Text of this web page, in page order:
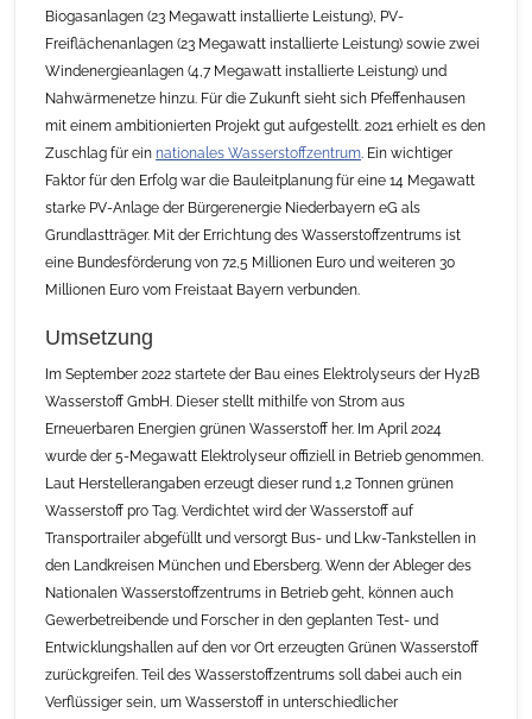
Biogasanlagen (23 Megawatt installierte Leistung), PV-
Freiflächenanlagen (23 Megawatt installierte Leistung) sowie zwei
Windenergieanlagen (4,7 Megawatt installierte Leistung) und
Nahwärmenetze hinzu. Für die Zukunft sieht sich Pfeffenhausen
mit einem ambitionierten Projekt gut aufgestellt. 2021 erhielt es den
Zuschlag für ein nationales Wasserstoffzentrum. Ein wichtiger
Faktor für den Erfolg war die Bauleitplanung für eine 14 Megawatt
starke PV-Anlage der Bürgerenergie Niederbayern eG als
Grundlastträger. Mit der Errichtung des Wasserstoffzentrums ist
eine Bundesförderung von 72,5 Millionen Euro und weiteren 30
Millionen Euro vom Freistaat Bayern verbunden.
Umsetzung
Im September 2022 startete der Bau eines Elektrolyseurs der Hy2B
Wasserstoff GmbH. Dieser stellt mithilfe von Strom aus
Erneuerbaren Energien grünen Wasserstoff her. Im April 2024
wurde der 5-Megawatt Elektrolyseur offiziell in Betrieb genommen.
Laut Herstellerangaben erzeugt dieser rund 1,2 Tonnen grünen
Wasserstoff pro Tag. Verdichtet wird der Wasserstoff auf
Transportrailer abgefüllt und versorgt Bus- und Lkw-Tankstellen in
den Landkreisen München und Ebersberg. Wenn der Ableger des
Nationalen Wasserstoffzentrums in Betrieb geht, können auch
Gewerbetreibende und Forscher in den geplanten Test- und
Entwicklungshallen auf den vor Ort erzeugten Grünen Wasserstoff
zurückgreifen. Teil des Wasserstoffzentrums soll dabei auch ein
Verflüssiger sein, um Wasserstoff in unterschiedlicher